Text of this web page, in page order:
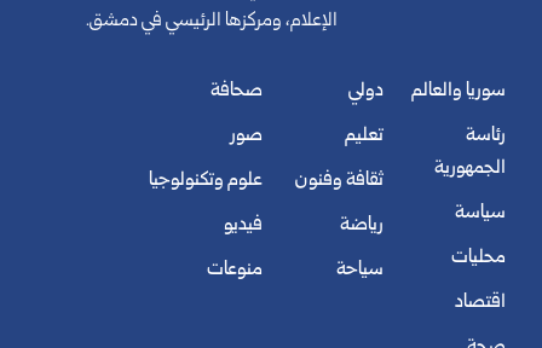
الإعلام، ومركزها الرئيسي في دمشق.
سوريا والعالم
رئاسة
الجمهورية
سياسة
محليات
اقتصاد
دولي
تعليم
ثقافة وفنون
رياضة
سياحة
صحافة
صور
علوم وتكنولوجيا
فيديو
منوعات